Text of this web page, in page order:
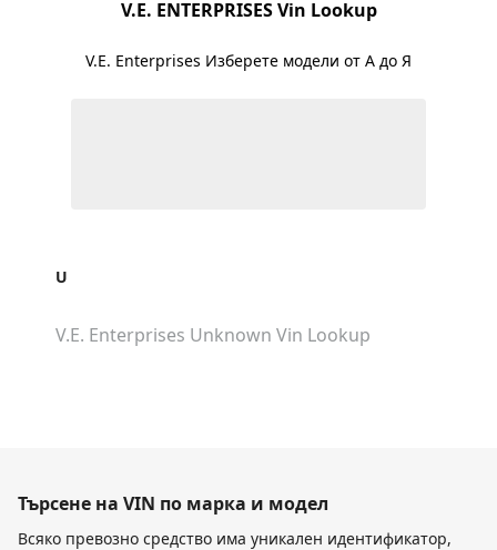
V.E. ENTERPRISES Vin Lookup
V.E. Enterprises Изберете модели от А до Я
U
V.E. Enterprises Unknown Vin Lookup
Търсене на VIN по марка и модел
Всяко превозно средство има уникален идентификатор,